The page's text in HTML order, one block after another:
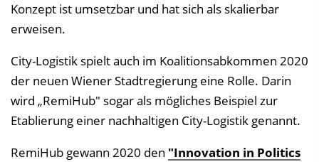
Konzept ist umsetzbar und hat sich als skalierbar
erweisen.
City-Logistik spielt auch im Koalitionsabkommen 2020
der neuen Wiener Stadtregierung eine Rolle. Darin
wird „RemiHub" sogar als mögliches Beispiel zur
Etablierung einer nachhaltigen City-Logistik genannt.
RemiHub gewann 2020 den "Innovation in Politics